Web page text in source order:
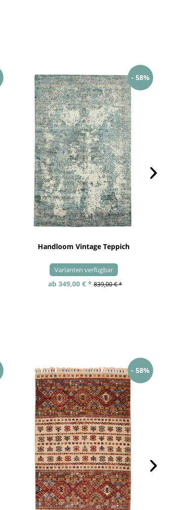
- 58%
Handloom Vintage Teppich
Varianten verfügbar
ab 349,00 € * 839,00 € *
- 58%